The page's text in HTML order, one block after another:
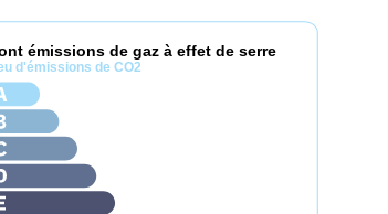
émissions de gaz à effet de serre
d'émissions de CO2